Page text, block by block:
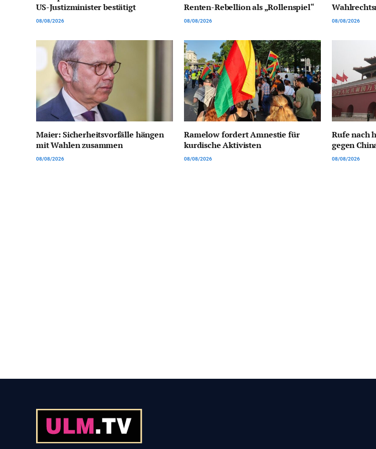
US-Justizminister bestätigt
08/08/2026
Renten-Rebellion als „Rollenspiel“
08/08/2026 08/08/2026
Maier: Sicherheitsvorfälle hängen
mit Wahlen zusammen
08/08/2026
Ramelow fordert Amnestie für
kurdische Aktivisten
08/08/2026
Rufe nach
gegen
08/08/2026